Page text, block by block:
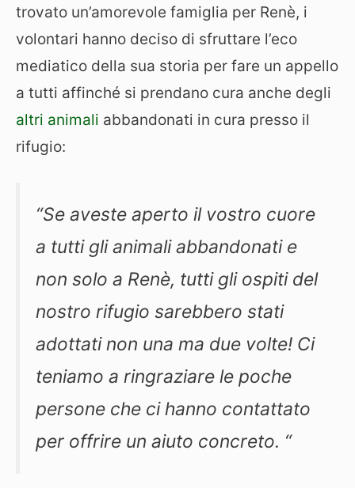
trovato un’amorevole famiglia per Renè, i
volontari hanno deciso di sfruttare l’eco
mediatico della sua storia per fare un appello
a tutti affinché si prendano cura anche degli
altri animali abbandonati in cura presso il
rifugio:
“Se aveste aperto il vostro cuore
a tutti gli animali abbandonati e
non solo a Renè, tutti gli ospiti del
nostro rifugio sarebbero stati
adottati non una ma due volte! Ci
teniamo a ringraziare le poche
persone che ci hanno contattato
per offrire un aiuto concreto. “